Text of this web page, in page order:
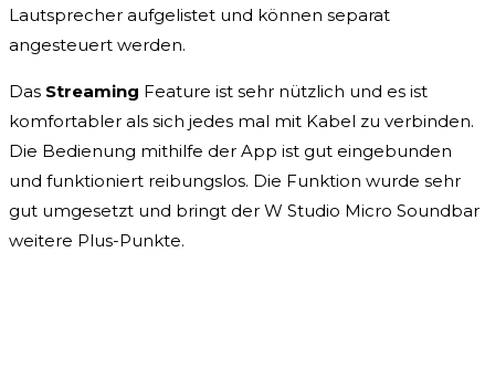
Lautsprecher aufgelistet und können separat
angesteuert werden.
Das Streaming Feature ist sehr nützlich und es ist
komfortabler als sich jedes mal mit Kabel zu verbinden.
Die Bedienung mithilfe der App ist gut eingebunden
und funktioniert reibungslos. Die Funktion wurde sehr
gut umgesetzt und bringt der W Studio Micro Soundbar
weitere Plus-Punkte.